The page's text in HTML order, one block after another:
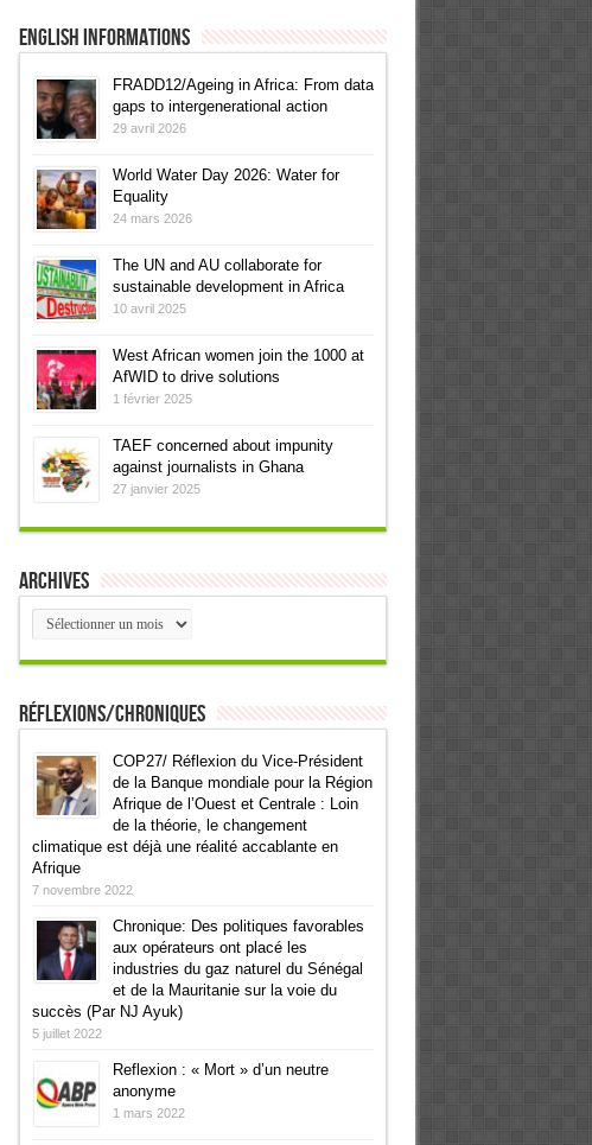
English informations
FRADD12/Ageing in Africa: From data
gaps to intergenerational action
29 avril 2026
World Water Day 2026: Water for
Equality
24 mars 2026
The UN and AU collaborate for
sustainable development in Africa
10 avril 2025
West African women join the 1000 at
AfWID to drive solutions
1 février 2025
TAEF concerned about impunity
against journalists in Ghana
27 janvier 2025
Archives
Archives
Réflexions/Chroniques
COP27/ Réflexion du Vice-Président
de la Banque mondiale pour la Région
Afrique de l’Ouest et Centrale : Loin
de la théorie, le changement
climatique est déjà une réalité accablante en
Afrique
7 novembre 2022
Chronique: Des politiques favorables
aux opérateurs ont placé les
industries du gaz naturel du Sénégal
et de la Mauritanie sur la voie du
succès (Par NJ Ayuk)
5 juillet 2022
Reflexion : « Mort » d’un neutre
anonyme
1 mars 2022